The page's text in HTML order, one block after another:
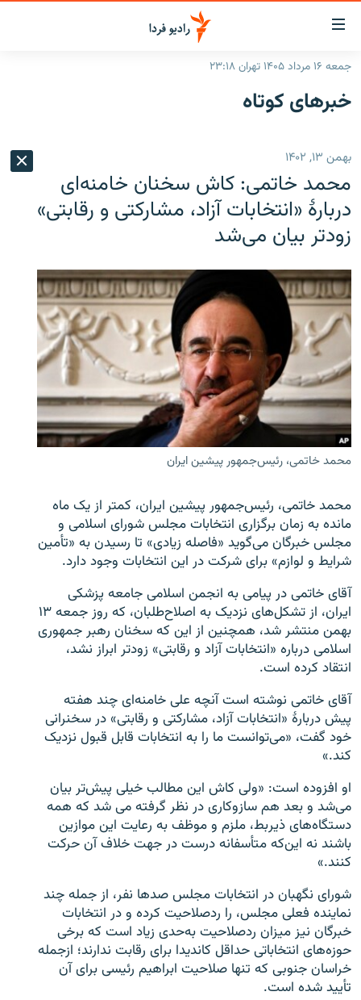
لینک‌های
قابلیت
دسترسی
بازگشت
اصلی
رفتن
صفحه
جستجو
ایران
انتخاب کنید و بشنوید
برنامه‌های رادیویی
پادکست
چندرسانه‌ای
گزارش‌های ویدئویی
English
به ما بپیوندید
زبان‌های دیگر
جمعه ۱۶ مرداد ۱۴۰۵ تهران ۲۳:۱۸
خبرهای کوتاه
بهمن ۱۳, ۱۴۰۲
محمد خاتمی: کاش سخنان خامنه‌ای
دربارهٔ «انتخابات آزاد، مشارکتی و رقابتی»
زودتر بیان می‌شد
محمد خاتمی، رئیس‌جمهور پیشین ایران
محمد خاتمی، رئیس‌جمهور پیشین ایران، کمتر از یک ماه
مانده به زمان برگزاری انتخابات مجلس شورای اسلامی و
مجلس خبرگان می‌گوید «فاصله زیادی» تا رسیدن به «تأمین
شرایط و لوازم» برای شرکت در این انتخابات وجود دارد.
آقای خاتمی در پیامی به انجمن اسلامی جامعه پزشکی
ایران، از تشکل‌های نزدیک به اصلاح‌طلبان، که روز جمعه ۱۳
بهمن منتشر شد، همچنین از این که سخنان رهبر جمهوری
اسلامی درباره «انتخابات آزاد و رقابتی» زودتر ابراز نشد،
انتقاد کرده است.
آقای خاتمی نوشته است آنچه علی خامنه‌ای چند هفته
پیش دربارهٔ «انتخابات آزاد، مشارکتی و رقابتی» در سخنرانی
خود گفت، «می‌توانست ما را به انتخابات قابل قبول نزدیک
کند.»
او افزوده است: «ولی کاش این مطالب خیلی پیش‌تر بیان
می‌شد و بعد هم سازوکاری در نظر گرفته می شد که همه
دستگاه‌های ذیربط، ملزم و موظف به رعایت این موازین
باشند نه این‌که متأسفانه درست در جهت خلاف آن حرکت
کنند.»
شورای نگهبان در انتخابات مجلس صدها نفر، از جمله چند
نماینده فعلی مجلس، را ردصلاحیت کرده و در انتخابات
خبرگان نیز میزان ردصلاحیت به‌حدی زیاد است که برخی
حوزه‌های انتخاباتی حداقل کاندیدا برای رقابت ندارند؛ ازجمله
خراسان جنوبی که تنها صلاحیت ابراهیم رئیسی برای آن
تأیید شده است.